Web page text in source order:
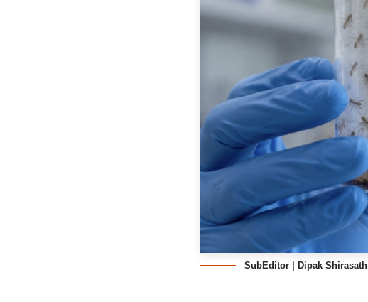
SubEditor | Dipak Shirasath